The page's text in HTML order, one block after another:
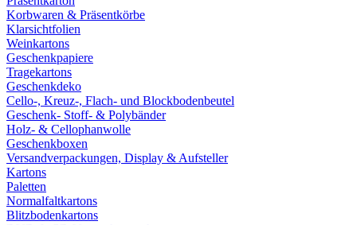
Korbwaren & Präsentkörbe
Klarsichtfolien
Weinkartons
Geschenkpapiere
Tragekartons
Geschenkdeko
Cello-, Kreuz-, Flach- und Blockbodenbeutel
Geschenk- Stoff- & Polybänder
Holz- & Cellophanwolle
Geschenkboxen
Versandverpackungen, Display & Aufsteller
Kartons
Paletten
Normalfaltkartons
Blitzbodenkartons